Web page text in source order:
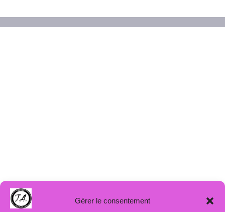
Gérer le consentement